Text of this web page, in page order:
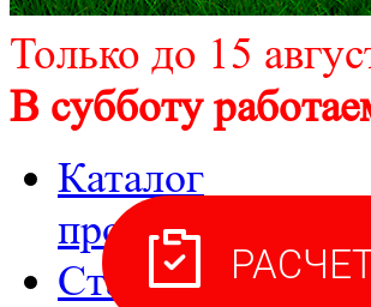
Только до 15
В субботу
Каталог
производителей.
Станции